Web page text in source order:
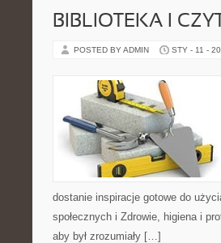
BIBLIOTEKA I
POSTED BY ADMIN STY - 11 -
dostanie inspiracje gotowe do
społecznych i Zdrowie, higiena i
aby był zrozumiały […]